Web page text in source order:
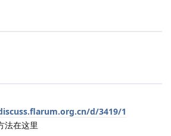
d/3419/1
法在这里